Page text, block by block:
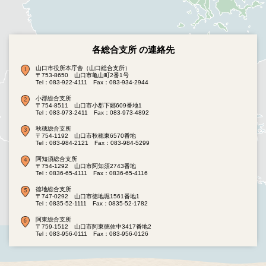
各総合支所 の連絡先
山口市役所本庁舎（山口総合支所）
〒753-8650 山口市亀山町2番1号
Tel：083-922-4111
Fax：083-934-2944
小郡総合支所
〒754-8511 山口市小郡下郷609番地1
Tel：083-973-2411
Fax：083-973-4892
秋穂総合支所
〒754-1192 山口市秋穂東6570番地
Tel：083-984-2121
Fax：083-984-5299
阿知須総合支所
〒754-1292 山口市阿知須2743番地
Tel：0836-65-4111
Fax：0836-65-4116
徳地総合支所
〒747-0292 山口市徳地堀1561番地1
Tel：0835-52-1111
Fax：0835-52-1782
阿東総合支所
〒759-1512 山口市阿東徳佐中3417番地2
Tel：083-956-0111
Fax：083-956-0126